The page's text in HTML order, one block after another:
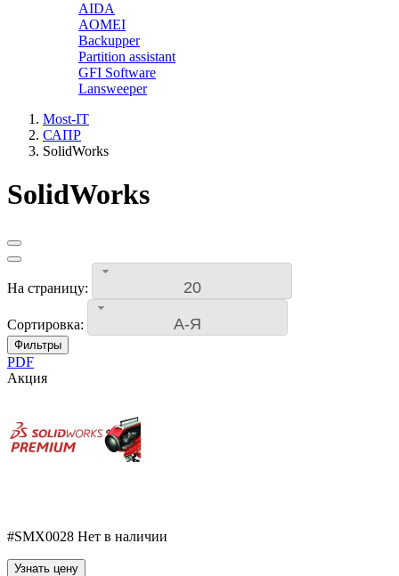
AIDA
AOMEI
Backupper
Partition assistant
GFI Software
Lansweeper
Most-IT
САПР
SolidWorks
SolidWorks
На страницу: 20
Сортировка: А-Я
Фильтры
PDF
Акция
#SMX0028 Нет в наличии
Узнать цену